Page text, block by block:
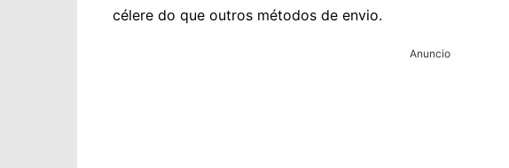
célere do que outros métodos de envio.
Anuncio